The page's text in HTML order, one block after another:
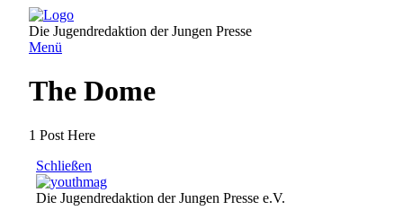
Direkt
zum
Inhalt
Die Jugendredaktion der Jungen Presse
Menü
The Dome
1 Post Here
Schließen
Die Jugendredaktion der Jungen Presse e.V.